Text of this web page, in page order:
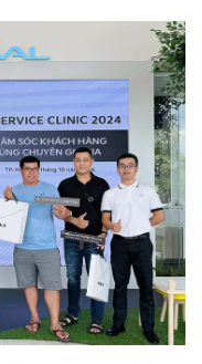
thưởng hấp dẫn.
và điều khoản do